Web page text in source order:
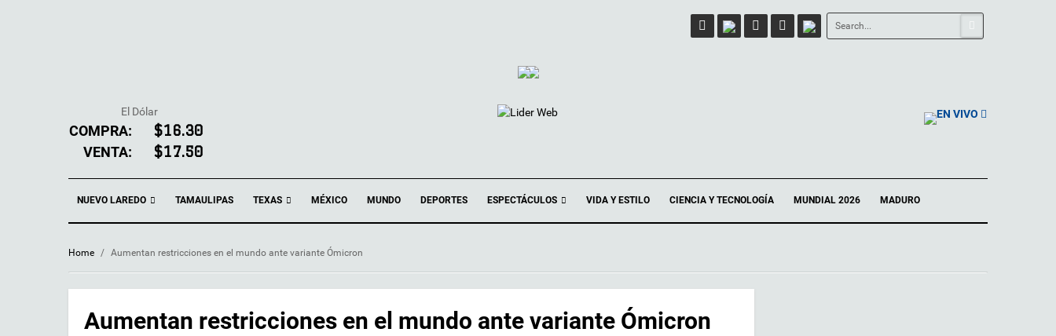
El Dólar
COMPRA: $16.30
VENTA: $17.50
EN VIVO
NUEVO LAREDO TAMAULIPAS TEXAS MÉXICO MUNDO DEPORTES ESPECTÁCULOS VIDA Y ESTILO CIENCIA Y TECNOLOGÍA MUNDIAL 2026 MADURO
Home / Aumentan restricciones en el mundo ante variante Ómicron
Aumentan restricciones en el mundo ante variante Ómicron